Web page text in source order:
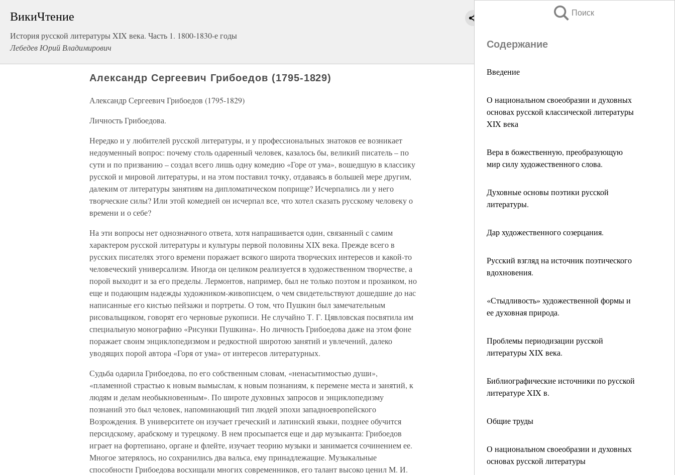
ВикиЧтение
История русской литературы XIX века. Часть 1. 1800-1830-е годы
Лебедев Юрий Владимирович
Поиск
Содержание
Введение
О национальном своеобразии и духовных
основах русской классической литературы
XIX века
Вера в божественную, преобразующую
мир силу художественного слова.
Духовные основы поэтики русской
литературы.
Дар художественного созерцания.
Русский взгляд на источник поэтического
вдохновения.
«Стыдливость» художественной формы и
ее духовная природа.
Проблемы периодизации русской
литературы XIX века.
Библиографические источники по русской
литературе XIX в.
Общие труды
О национальном своеобразии и духовных
основах русской литературы
Александр Сергеевич Грибоедов (1795-1829)
Александр Сергеевич Грибоедов (1795-1829)
Личность Грибоедова.
Нередко и у любителей русской литературы, и у профессиональных знатоков ее возникает
недоуменный вопрос: почему столь одаренный человек, казалось бы, великий писатель – по
сути и по призванию – создал всего лишь одну комедию «Горе от ума», вошедшую в классику
русской и мировой литературы, и на этом поставил точку, отдаваясь в большей мере другим,
далеким от литературы занятиям на дипломатическом поприще? Исчерпались ли у него
творческие силы? Или этой комедией он исчерпал все, что хотел сказать русскому человеку о
времени и о себе?
На эти вопросы нет однозначного ответа, хотя напрашивается один, связанный с самим
характером русской литературы и культуры первой половины XIX века. Прежде всего в
русских писателях этого времени поражает всякого широта творческих интересов и какой-то
человеческий универсализм. Иногда он целиком реализуется в художественном творчестве, а
порой выходит и за его пределы. Лермонтов, например, был не только поэтом и прозаиком, но
еще и подающим надежды художником-живописцем, о чем свидетельствуют дошедшие до нас
написанные его кистью пейзажи и портреты. О том, что Пушкин был замечательным
рисовальщиком, говорят его черновые рукописи. Не случайно Т. Г. Цявловская посвятила им
специальную монографию «Рисунки Пушкина». Но личность Грибоедова даже на этом фоне
поражает своим энциклопедизмом и редкостной широтою занятий и увлечений, далеко
уводящих порой автора «Горя от ума» от интересов литературных.
Судьба одарила Грибоедова, по его собственным словам, «ненасытимостью души»,
«пламенной страстью к новым вымыслам, к новым познаниям, к перемене места и занятий, к
людям и делам необыкновенным». По широте духовных запросов и энциклопедизму
познаний это был человек, напоминающий тип людей эпохи западноевропейского
Возрождения. В университете он изучает греческий и латинский языки, позднее обучится
персидскому, арабскому и турецкому. В нем просыпается еще и дар музыканта: Грибоедов
играет на фортепиано, органе и флейте, изучает теорию музыки и занимается сочинением ее.
Многое затерялось, но сохранились два вальса, ему принадлежащие. Музыкальные
способности Грибоедова восхищали многих современников, его талант высоко ценил М. И.